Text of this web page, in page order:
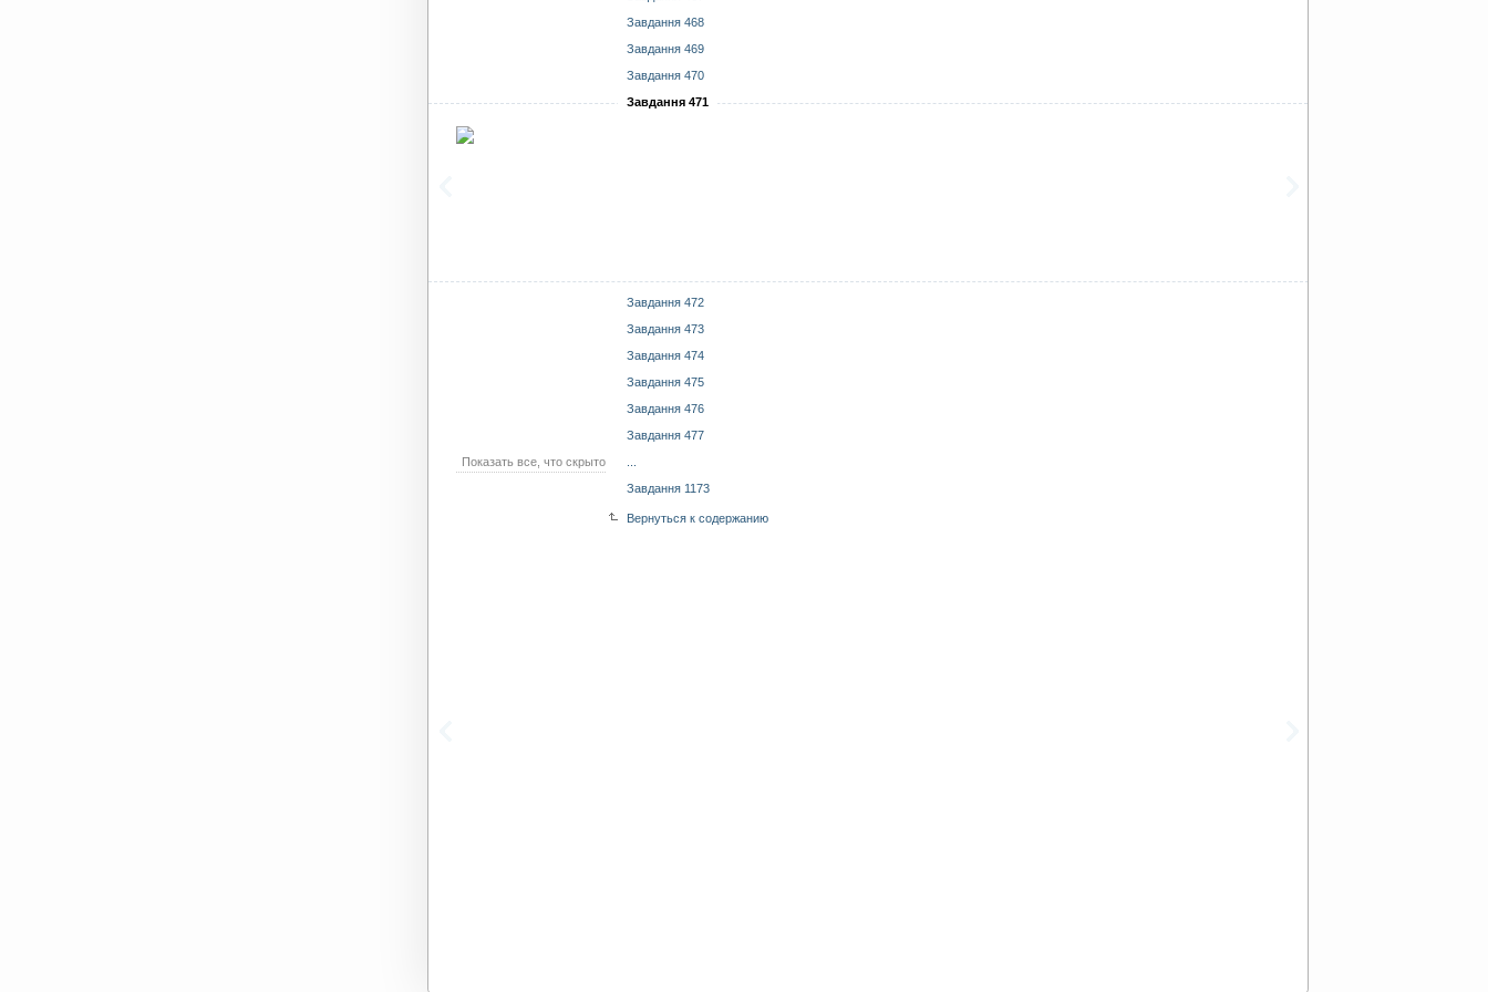
Завдання 468
Завдання 469
Завдання 470
Завдання 471
Завдання 472
Завдання 473
Завдання 474
Завдання 475
Завдання 476
Завдання 477
Показать все, что скрыто
Завдання 1173
Вернуться к содержанию